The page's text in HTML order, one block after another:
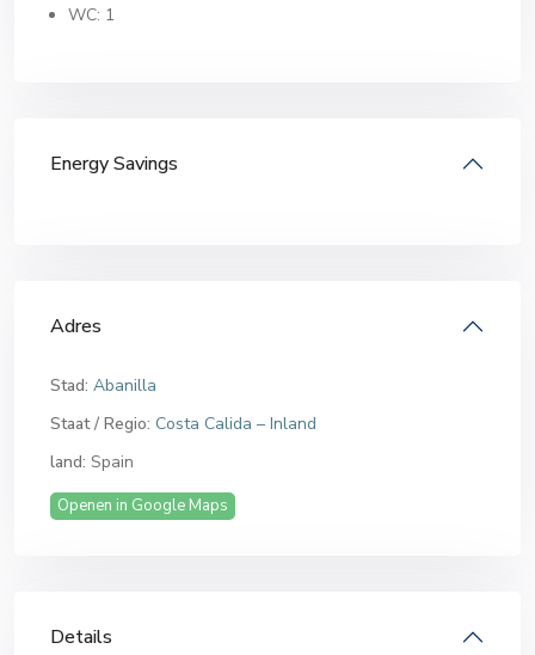
WC: 1
Energy Savings
Adres
Stad: Abanilla
Staat / Regio: Costa Calida – Inland
land: Spain
Openen in Google Maps
Details